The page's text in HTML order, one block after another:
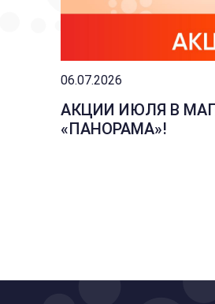
06.07.2026
АКЦИИ ИЮЛЯ В
«ПАНОРАМА»!